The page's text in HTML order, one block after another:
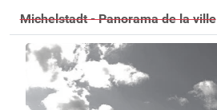
Michelstadt - Panorama de la ville